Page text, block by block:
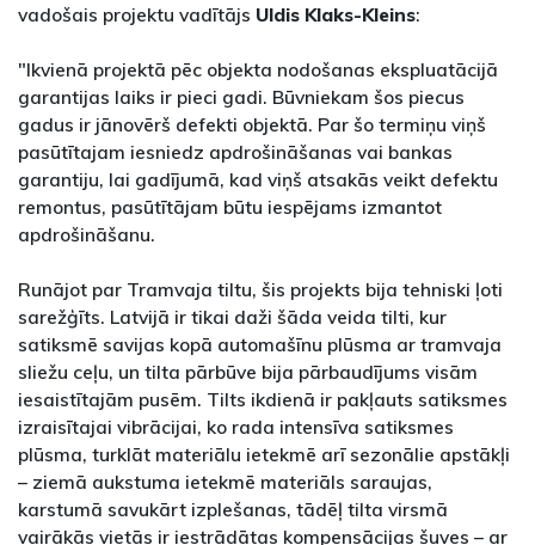
vadošais projektu vadītājs Uldis Klaks-Kleins:
"Ikvienā projektā pēc objekta nodošanas ekspluatācijā
garantijas laiks ir pieci gadi. Būvniekam šos piecus
gadus ir jānovērš defekti objektā. Par šo termiņu viņš
pasūtītajam iesniedz apdrošināšanas vai bankas
garantiju, lai gadījumā, kad viņš atsakās veikt defektu
remontus, pasūtītājam būtu iespējams izmantot
apdrošināšanu.
Runājot par Tramvaja tiltu, šis projekts bija tehniski ļoti
sarežģīts. Latvijā ir tikai daži šāda veida tilti, kur
satiksmē savijas kopā automašīnu plūsma ar tramvaja
sliežu ceļu, un tilta pārbūve bija pārbaudījums visām
iesaistītajām pusēm. Tilts ikdienā ir pakļauts satiksmes
izraisītajai vibrācijai, ko rada intensīva satiksmes
plūsma, turklāt materiālu ietekmē arī sezonālie apstākļi
– ziemā aukstuma ietekmē materiāls saraujas,
karstumā savukārt izplešanas, tādēļ tilta virsmā
vairākās vietās ir iestrādātas kompensācijas šuves – ar